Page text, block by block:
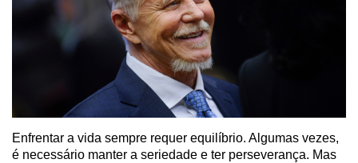
Enfrentar a vida sempre requer equilíbrio. Algumas vezes,
é necessário manter a seriedade e ter perseverança. Mas